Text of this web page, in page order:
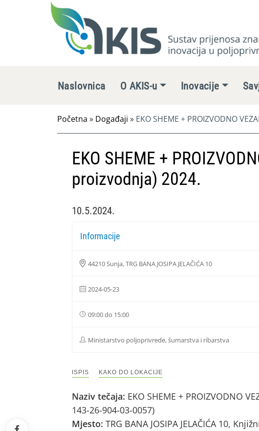
Naslovnica O AKIS-u Inovacije
Početna » Događaji » EKO SHEME + PROIZVODNO
EKO SHEME +
proizvodnja) 2024.
10.5.2024.
Informacije
44210 Sunja, TRG BANA JOSIPA JELAČIĆA 10
2024-05-23
09:00 do 15:00
Ministarstvo poljoprivrede, šumarstva i ribarstva
ISPIS KAKO DO LOKACIJE
Naziv tečaja: EKO SHEME + PROIZVODNO
143-26-904-03-0057)
Mjesto: TRG BANA JOSIPA JELAČIĆA 10,